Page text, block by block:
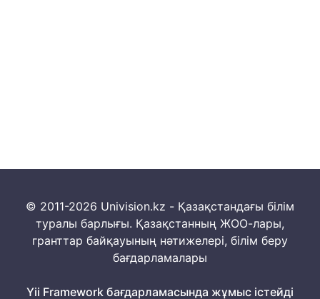
© 2011-2026 Univision.kz - Қазақстандағы білім
туралы барлығы. Қазақстанның ЖОО-лары,
гранттар байқауының нәтижелері, білім беру
бағдарламалары
Yii Framework бағдарламасында жұмыс істейді